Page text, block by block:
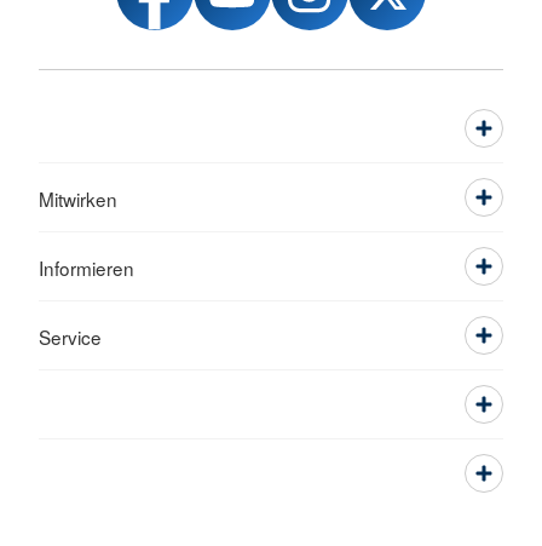
Mitwirken
Informieren
Service